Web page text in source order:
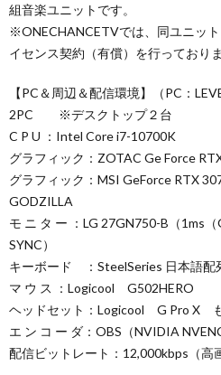
組音楽ユニットです。
※ONECHANCETVでは、同ユニッ
イセンス契約（有償）を行っておりま
【PC＆周辺＆配信環境】（PC：
2PC ※デスクトップ２台
C P U ：Intel Core i7-10700K
グラフィック：ZOTAC Ge Force
グラフィック：MSI GeForce RTX
GODZILLA
モ ニ タ ー ：LG 27GN750-B（1ms
SYNC）
キーボード ：SteelSeries 日本語配
マ ウ ス ：Logicool G502HERO
ヘッドセット：Logicool G Pro X
エ ン コ ー ダ：OBS（NVIDIA
配信ビットレート：12,000kbps（高